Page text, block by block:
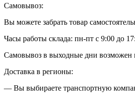
Самовывоз:
Вы можете забрать товар
Часы работы склада: пн-пт с 9:00 до
Самовывоз в выходные дни возможен
Доставка в регионы:
— Вы выбираете транспортную